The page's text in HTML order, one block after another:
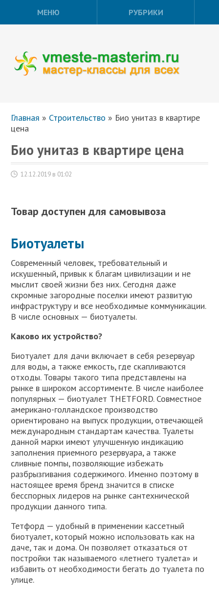
МЕНЮ РУБРИКИ
Главная » Строительство » Био унитаз в квартире
цена
Био унитаз в квартире цена
12.12.2019 в 01:02
Товар доступен для самовывоза
Биотуалеты
Современный человек, требовательный и
искушенный, привык к благам цивилизации и не
мыслит своей жизни без них. Сегодня даже
скромные загородные поселки имеют развитую
инфраструктуру и все необходимые коммуникации.
В числе основных — биотуалеты.
Каково их устройство?
Биотуалет для дачи включает в себя резервуар
для воды, а также емкость, где скапливаются
отходы. Товары такого типа представлены на
рынке в широком ассортименте. В числе наиболее
популярных — биотуалет THETFORD. Совместное
американо-голландское производство
ориентировано на выпуск продукции, отвечающей
международным стандартам качества. Туалеты
данной марки имеют улучшенную индикацию
заполнения приемного резервуара, а также
сливные помпы, позволяющие избежать
разбрызгивания содержимого. Именно поэтому в
настоящее время бренд значится в списке
бесспорных лидеров на рынке сантехнической
продукции данного типа.
Тетфорд — удобный в применении кассетный
биотуалет, который можно использовать как на
даче, так и дома. Он позволяет отказаться от
постройки так называемого «летнего туалета» и
избавить от необходимости бегать до туалета по
улице.